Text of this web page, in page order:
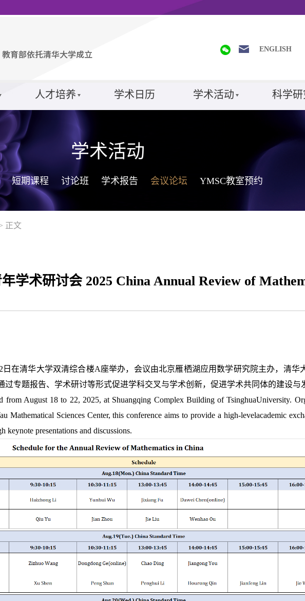
ENGLISH
人才培养 学术日历 学术活动 科学研
学术活动
短期课程 讨论班 学术报告 会议论坛 YMSC教室预约
正文
学术研讨会 2025 China Annual Review of
在清华大学双清综合楼A座举办，会议由北京雁栖湖应用数学研究院主办，清华
专题报告、学术研讨等形式促进学科交叉与学术创新，促进学术共同体的建设与
August 18 to 22, 2025, at Shuangqing Complex Building of TsinghuaUniversity.
Mathematical Sciences Center, this conference aims to provide a high-levelacademic
presentations and discussions.